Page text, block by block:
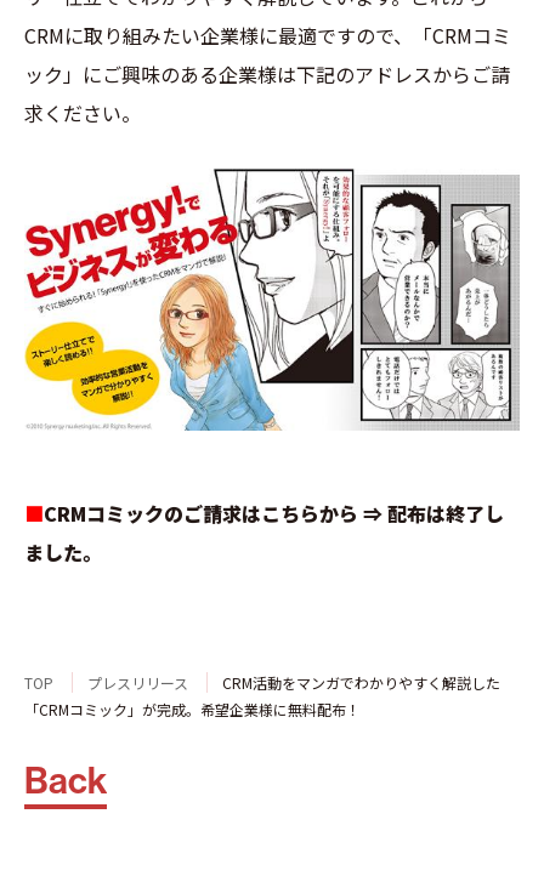
CRMに取り組みたい企業様に最適ですので、「CRMコミ
ック」にご興味のある企業様は下記のアドレスからご請
求ください。
■CRMコミックのご請求はこちらから ⇒ 配布は終了し
ました。
TOP プレスリリース
CRM活動をマンガでわかりやすく解説した
「CRMコミック」が完成。希望企業様に無料配布！
Back